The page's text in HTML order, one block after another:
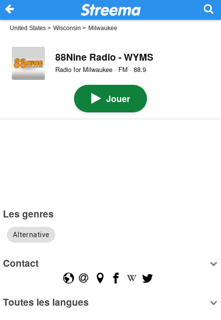
United States > Wisconsin > Milwaukee
88Nine Radio - WYMS
Radio for Milwaukee · FM · 88.9
Jouer
Les genres
Alternative
Contact
Toutes les langues